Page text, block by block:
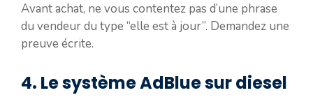
Avant achat, ne vous contentez pas d’une phrase
du vendeur du type “elle est à jour”. Demandez une
preuve écrite.
4. Le système AdBlue sur diesel